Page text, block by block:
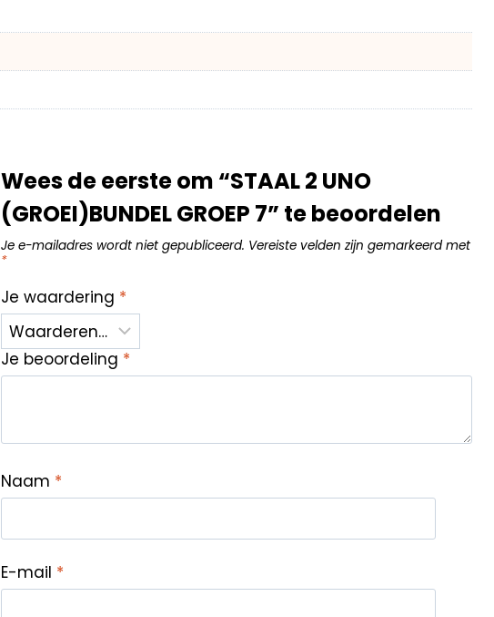
Wees de eerste om “STAAL 2 UNO
(GROEI)BUNDEL GROEP 7” te beoordelen
Je e-mailadres wordt niet gepubliceerd. Vereiste velden zijn gemarkeerd met
*
Je waardering *
Je beoordeling *
Naam *
E-mail *